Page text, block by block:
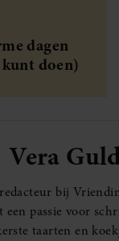
dagen
doen)
Vera
bij
passie voor
taarten en